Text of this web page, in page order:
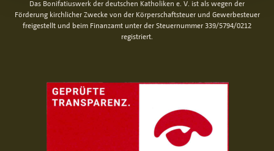
Das Bonifatiuswerk der deutschen Katholiken e. V. ist als wegen der
Förderung kirchlicher Zwecke von der Körperschaftsteuer und Gewerbesteuer
freigestellt und beim Finanzamt unter der Steuernummer 339/5794/0212
registriert.